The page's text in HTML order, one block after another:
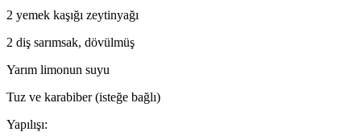
2 yemek kaşığı zeytinyağı
2 diş sarımsak, dövülmüş
Yarım limonun suyu
Tuz ve karabiber (isteğe bağlı)
Yapılışı: